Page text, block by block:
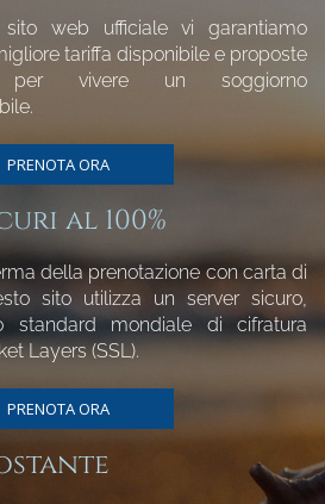
web ufficiale vi garantiamo
tariffa disponibile e proposte
per vivere un soggiorno
PRENOTA ORA
al 100%
della prenotazione con carta di
sito utilizza un server sicuro,
standard mondiale di cifratura
Layers (SSL).
PRENOTA ORA